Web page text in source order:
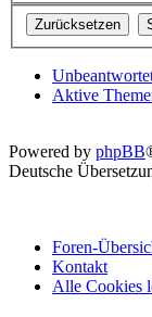
Aktive
Powered by phpBB
Deutsche
Foren-
Kontakt
Alle Cookies